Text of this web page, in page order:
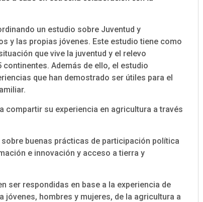
un estudio sobre Juventud y
y las propias jóvenes. Este estudio tiene como
que vive la juventud y el relevo
Además de ello, el estudio
que han demostrado ser útiles para el
compartir su experiencia en agricultura a través
buenas prácticas de participación política
e innovación y acceso a tierra y
ser respondidas en base a la experiencia de
hombres y mujeres, de la agricultura a